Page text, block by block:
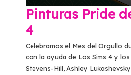
Pinturas Pride
4
Celebramos el Mes del Orgullo
con la ayuda de Los Sims 4 y
Stevens-Hill, Ashley